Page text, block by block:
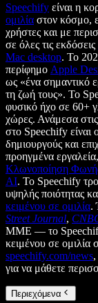
Speechify είναι η
ομιλία στον κόσμο,
χρήστες και με
σε όλες τις εκδόσεις
Mac desktop. Το
περίφημο Apple
ως «ένα σημαντικό
τη ζωή τους». Το
φυσικό ήχο σε 60+
χώρες. Ανάμεσα
στο Speechify είναι
δημιουργούς και
προηγμένα
Κλωνοποίηση
AI. Το Speechify
υψηλής ποιότητας
κειμένου σε ομιλία.
Street Journal,
ΜΜΕ — το Speechify
κειμένου σε ομιλία
speechify.com/news,
για να μάθετε
Περιεχόμενα